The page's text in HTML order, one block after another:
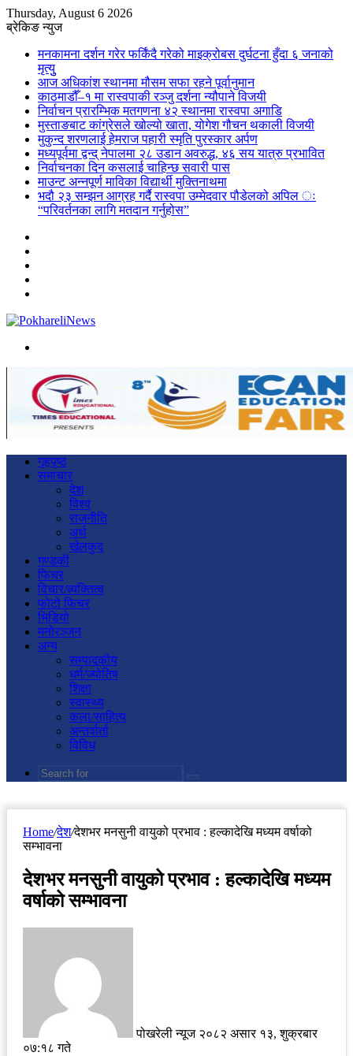
Thursday, August 6 2026
ब्रेकिङ न्युज
मनकामना दर्शन गरेर फर्किंदै गरेको माइक्रोबस दुर्घटना हुँदा ६ जनाको
मृत्युु
आज अधिकांश स्थानमा मौसम सफा रहने पूर्वानुमान
काठमाडौँ–१ मा रास्वपाकी रञ्जु दर्शना न्यौपाने विजयी
निर्वाचन प्रारम्भिक मतगणना ४२ स्थानमा रास्वपा अगाडि
मुस्ताङबाट कांग्रेसले खोल्यो खाता, योगेश गौचन थकाली विजयी
मुकुन्द शरणलाई हेमराज पहारी स्मृति पुरस्कार अर्पण
मध्यपूर्वमा द्वन्द् नेपालमा २८ उडान अवरुद्ध, ४६ सय यात्रु प्रभावित
निर्वाचनका दिन कसलाई चाहिन्छ सवारी पास
माउन्ट अन्नपूर्ण माविका विद्यार्थी मुक्तिनाथमा
भदौ २३ सम्झन आग्रह गर्दै रास्वपा उम्मेदवार पौडेलको अपिल ः
“परिवर्तनका लागि मतदान गर्नुहोस”
गृहपृष्ठ
समाचार
देश
विश्व
राजनीति
अर्थ
खेलकुद
गण्डकी
फिचर
विचार/व्यक्तित्व
फोटो फिचर
भिडियो
मनोरञ्जन
अन्य
सम्पादकीय
धर्म/ज्योतिष
शिक्षा
स्वास्थ्य
कला/साहित्य
अन्तर्वार्ता
विविध
Search
Home/देश/देशभर मनसुनी वायुको प्रभाव : हल्कादेखि मध्यम वर्षाको
सम्भावना
देशभर मनसुनी वायुको प्रभाव : हल्कादेखि मध्यम
वर्षाको सम्भावना
पोखरेली न्यूज २०८२ असार १३, शुक्रबार
०७:१८ गते